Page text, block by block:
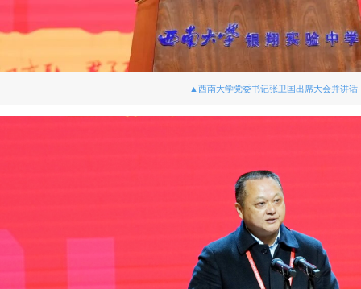
▲西南大学党委书记张卫国出席大会并讲话